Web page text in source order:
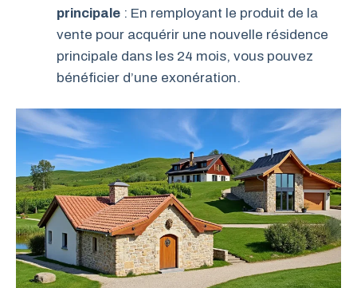
principale : En remployant le produit de la
vente pour acquérir une nouvelle résidence
principale dans les 24 mois, vous pouvez
bénéficier d’une exonération.